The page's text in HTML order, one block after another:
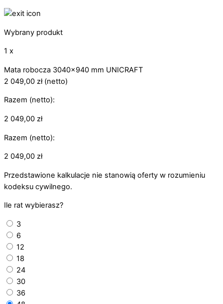
Wybrany produkt
1 x
Mata robocza 3040x940 mm UNICRAFT
2 049,00 zł(netto)
Razem (netto):
2 049,00 zł
Razem (netto):
2 049,00 zł
Przedstawione kalkulacje nie stanowią oferty w rozumieniu
kodeksu cywilnego.
Ile rat wybierasz?
3
6
12
18
24
30
36